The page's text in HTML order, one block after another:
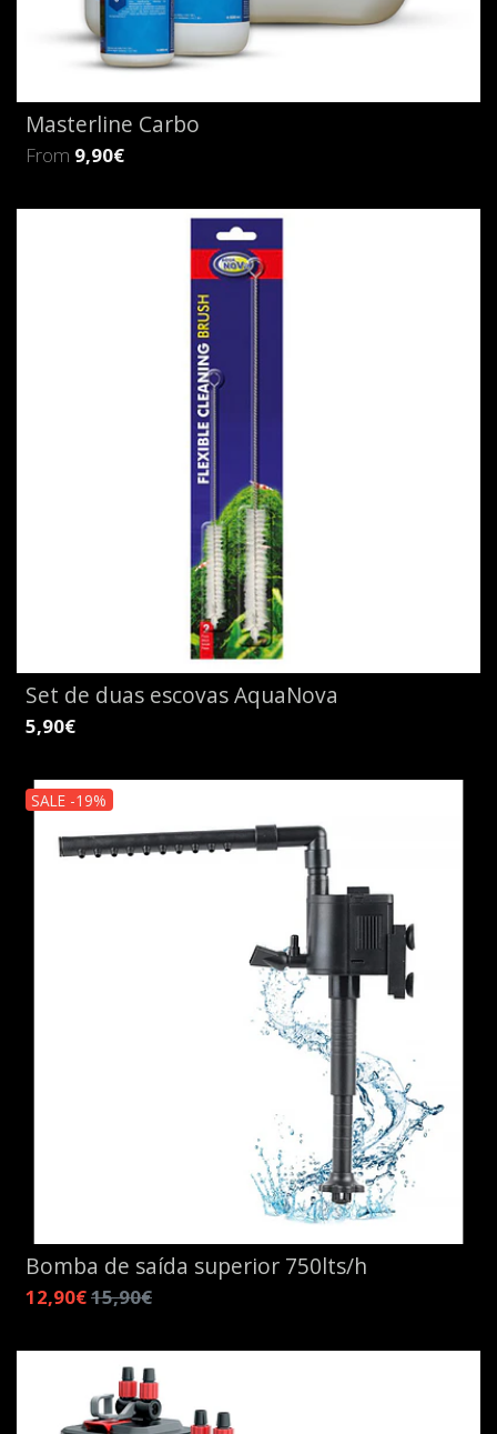
Masterline Carbo
From 9,90€
Set de duas escovas AquaNova
5,90€
SALE -19%
Bomba de saída superior 750lts/h
12,90€15,90€